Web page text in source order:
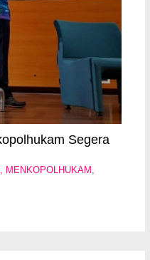
Segera
MENKOPOLHUKAM